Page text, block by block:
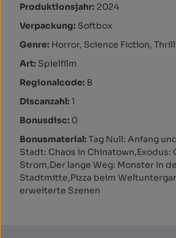
Produktionsjahr: 2024
Verpackung: Softbox
Genre: Horror, Science Fiction,
Art: Spielfilm
Regionalcode: B
Discanzahl: 1
Bonusdisc: 0
Bonusmaterial: Tag Null: Anfang
Stadt: Chaos in Chinatown,Exodus:
Strom,Der lange Weg: Monster in
Stadtmitte,Pizza beim
erweiterte Szenen